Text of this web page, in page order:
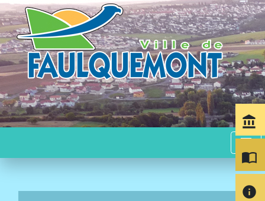
menu
account_balance
import_contacts
info